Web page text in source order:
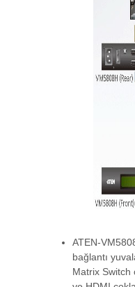
ATEN-
8-Port
8-Port
10-Port
ATEN-
ATEN-
ATEN-
bağlantı
Matrix Switch